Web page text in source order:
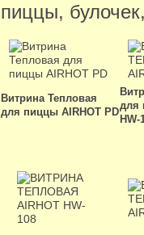
пиццы,
Витрина Тепловая
для пиццы AIRHOT PD
для
НW-